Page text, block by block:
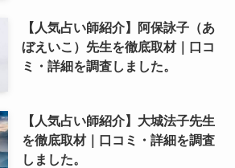
【人気占い師紹介】阿保詠子（あ
ぼえいこ）先生を徹底取材｜口コ
ミ・詳細を調査しました。
【人気占い師紹介】大城法子先生
を徹底取材｜口コミ・詳細を調査
しました。